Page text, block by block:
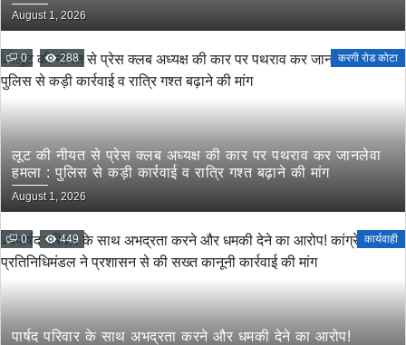
August 1, 2026
0 288 करगी रोड कोटा
लूट की नीयत से प्रेस क्लब अध्यक्ष की कार पर पथराव कर जानलेवा
हमला : पुलिस से कड़ी कार्रवाई व रात्रि गश्त बढ़ाने की मांग
August 1, 2026
0 449 कार्यवाही
पार्षद परिवार के साथ अभद्रता करने और धमकी देने का आरोप!